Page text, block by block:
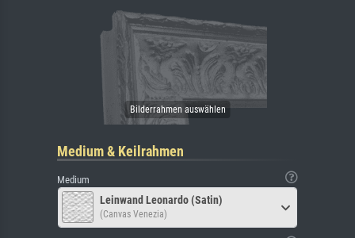
Medium & Keilrahmen
Medium
Leinwand Leonardo (Satin)
(Canvas Venezia)